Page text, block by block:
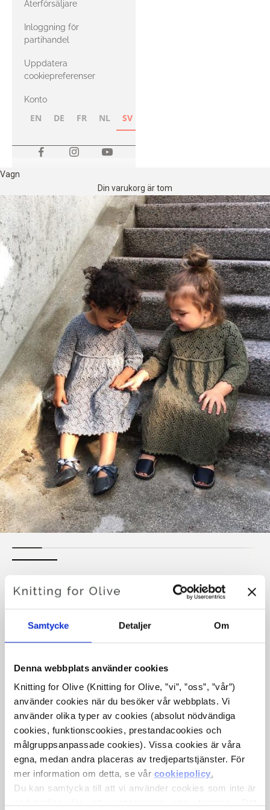
Samtycke Detaljer Om
Denna webbplats använder cookies
Knitting for Olive (Knitting for Olive, ”vi”, ”oss”, ”vår”)
använder cookies när du besöker vår webbplats. Vi
använder olika typer av cookies (absolut nödvändiga
cookies, funktionscookies, prestandacookies och
målgruppsanpassade cookies). Vissa cookies är våra
egna, medan andra placeras av tredjepartstjänster. För
mer information om detta, se vår cookiepolicy.
Du kan samtycka till att vi använder cookies som inte är
med Heavy
Merino
Återförsäljare
Inloggning för
partihandel
Uppdatera
cookiepreferenser
Konto
EN DE FR NL SV
Vagn
Din varukorg är tom
HOLLY DRESS
SPRÅKET
Köp av garn?
JAG SKULLE VILJA KÖPA GARN TILL MÖNSTRET